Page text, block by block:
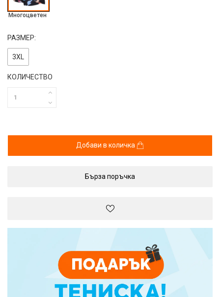
Многоцветен
РАЗМЕР:
3ХL
КОЛИЧЕСТВО
Добави в количка
Бърза поръчка